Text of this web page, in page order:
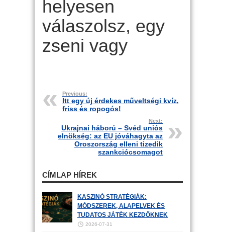
helyesen
válaszolsz, egy
zseni vagy
Previous:
Itt egy új érdekes műveltségi kvíz,
friss és ropogós!
Next:
Ukrajnai háború – Svéd uniós
elnökség: az EU jóváhagyta az
Oroszország elleni tizedik
szankciócsomagot
CÍMLAP HÍREK
KASZINÓ STRATÉGIÁK:
MÓDSZEREK, ALAPELVEK ÉS
TUDATOS JÁTÉK KEZDŐKNEK
2026-07-31